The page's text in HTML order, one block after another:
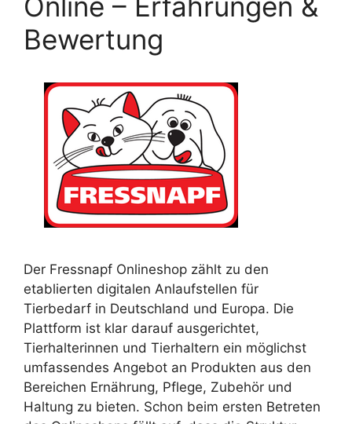
Bewertung
Der Fressnapf Onlineshop zählt zu den
etablierten digitalen Anlaufstellen für
Tierbedarf in Deutschland und Europa. Die
Plattform ist klar darauf ausgerichtet,
Tierhalterinnen und Tierhaltern ein möglichst
umfassendes Angebot an Produkten aus den
Bereichen Ernährung, Pflege, Zubehör und
Haltung zu bieten. Schon beim ersten Betreten